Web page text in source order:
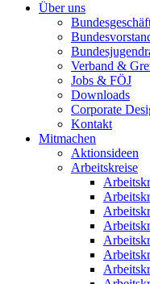
Über uns
Verband &
Jobs & FÖJ
Downloads
Corporate
Kontakt
Mitmachen
Aktionsideen
Arbeitskreise